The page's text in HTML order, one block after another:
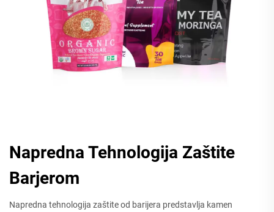
Napredna Tehnologija Zaštite
Barjerom
Napredna tehnologija zaštite od barijera predstavlja kamen